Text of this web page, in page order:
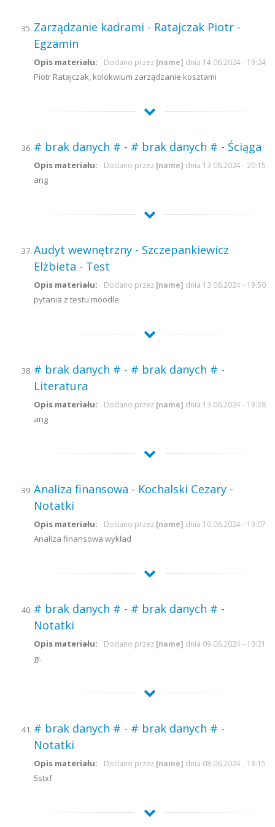
Zarządzanie kadrami - Ratajczak Piotr -
Egzamin
Dodano przez [name] dnia 14.06.2024 - 19:24
Opis materiału:
Piotr Ratajczak, kolokwium zarządzanie kosztami
# brak danych # - # brak danych # - Ściąga
Dodano przez [name] dnia 13.06.2024 - 20:15
Opis materiału:
ang
Audyt wewnętrzny - Szczepankiewicz
Elżbieta - Test
Dodano przez [name] dnia 13.06.2024 - 19:50
Opis materiału:
pytania z testu moodle
# brak danych # - # brak danych # -
Literatura
Dodano przez [name] dnia 13.06.2024 - 19:28
Opis materiału:
ang
Analiza finansowa - Kochalski Cezary -
Notatki
Dodano przez [name] dnia 10.06.2024 - 19:07
Opis materiału:
Analiza finansowa wykład
# brak danych # - # brak danych # -
Notatki
Dodano przez [name] dnia 09.06.2024 - 13:21
Opis materiału:
gi.
# brak danych # - # brak danych # -
Notatki
Dodano przez [name] dnia 08.06.2024 - 18:15
Opis materiału:
5stxf